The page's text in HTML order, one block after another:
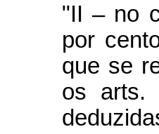
"II – no
por
que se
os